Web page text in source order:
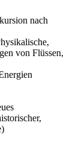
nach
von Flüssen,